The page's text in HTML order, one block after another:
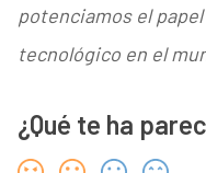
potenciamos el
tecnológico en el
¿Qué te ha